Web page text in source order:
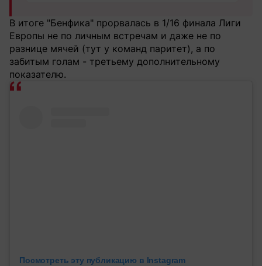
В итоге "Бенфика" прорвалась в 1/16 финала Лиги
Европы не по личным встречам и даже не по
разнице мячей (тут у команд паритет), а по
забитым голам - третьему дополнительному
показателю.
Посмотреть эту публикацию в Instagram